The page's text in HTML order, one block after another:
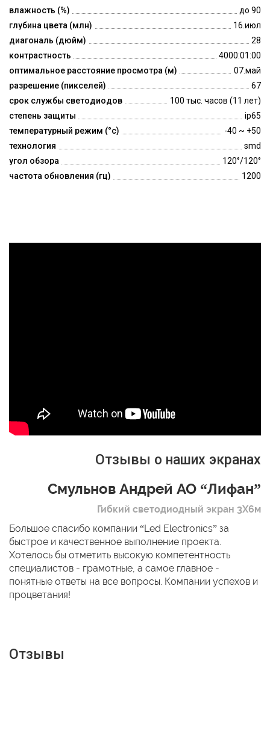
влажность (%)
до 90
глубина цвета (млн)
16.июл
диагональ (дюйм)
28
контрастность
4000:01:00
оптимальное расстояние просмотра (м)
07.май
разрешение (пикселей)
67
срок службы светодиодов
100 тыс. часов (11 лет)
степень защиты
ip65
температурный режим (°c)
-40 ~ +50
технология
smd
угол обзора
120°/120°
частота обновления (гц)
1200
Отзывы о наших экранах
Смульнов Андрей АО “Лифан”
Гибкий светодиодный экран 3Х6м
Большое спасибо компании “Led Electronics” за
быстрое и качественное выполнение проекта.
Хотелось бы отметить высокую компетентность
специалистов - грамотные, а самое главное -
понятные ответы на все вопросы. Компании успехов и
процветания!
Отзывы